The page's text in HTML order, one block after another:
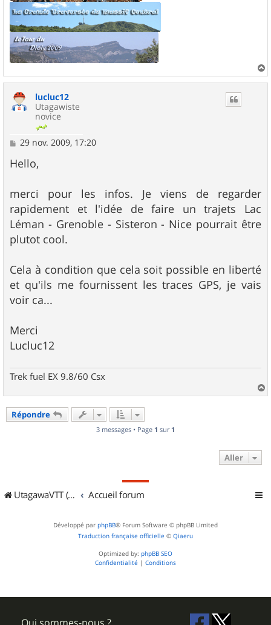
a
lucluc12
Utagawiste
novice
M
s
s
g
e
29 nov. 2009, 17:20
Hello,
merci pour les infos. Je viens de regarder
rapidement et l'idée de faire un trajets Lac
Léman - Grenoble - Sisteron - Nice pourrait être
plutot cool.
Cela à condition que cela soit possible en liberté
et qu'ils me fournissent les traces GPS, je vais
voir ca...
Merci
Lucluc12
Trek fuel EX 9.8/60 Csx
a
Répondre
3 messages • Page 1 sur 1
Aller
UtagawaVTT (Randos VTT et VTTAE avec traces GPS) Accueil forum
Développé par phpBB® Forum Software © phpBB Limited
Traduction française officielle © Qiaeru
Optimized by: phpBB SEO
Confidentialité | Conditions